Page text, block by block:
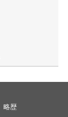
略歴